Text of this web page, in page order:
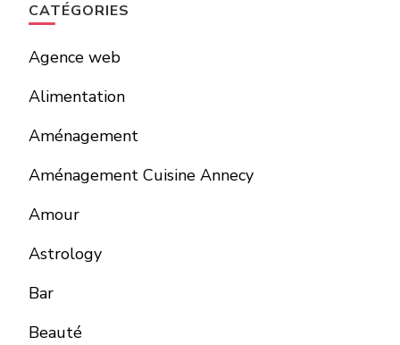
CATÉGORIES
Agence web
Alimentation
Aménagement
Aménagement Cuisine Annecy
Amour
Astrology
Bar
Beauté